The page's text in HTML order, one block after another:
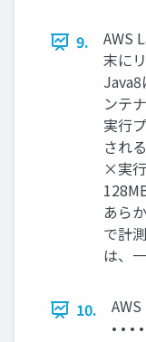
9.
AWS
末に
ンテ
実行
され
×実
あら
で計
は、
10.
• • •